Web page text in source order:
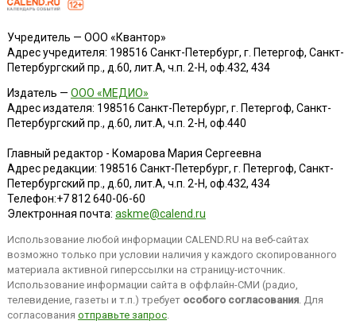
Учредитель — ООО «Квантор»
Адрес учредителя: 198516 Санкт-Петербург, г. Петергоф, Санкт-
Петербургский пр., д.60, лит.А, ч.п. 2-Н, оф.432, 434
Издатель — ООО «МЕДИО»
Адрес издателя: 198516 Санкт-Петербург, г. Петергоф, Санкт-
Петербургский пр., д.60, лит.А, ч.п. 2-Н, оф.440
Главный редактор - Комарова Мария Сергеевна
Адрес редакции: 198516 Санкт-Петербург, г. Петергоф, Санкт-
Петербургский пр., д.60, лит.А, ч.п. 2-Н, оф.432, 434
Телефон:+7 812 640-06-60
Электронная почта: askme@calend.ru
Использование любой информации CALEND.RU на веб-сайтах
возможно только при условии наличия у каждого скопированного
материала активной гиперссылки на страницу-источник.
Использование информации сайта в оффлайн-СМИ (радио,
телевидение, газеты и т.п.) требует особого согласования. Для
согласования отправьте запрос.